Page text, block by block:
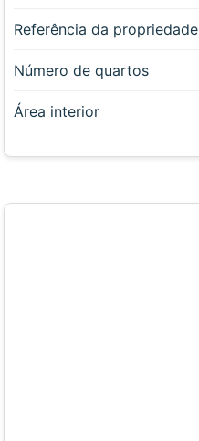
Referência da propriedade
Número de quartos
Área interior